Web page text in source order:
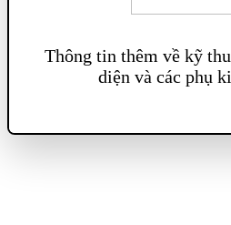
Thông tin thêm về kỹ
diện và các phụ